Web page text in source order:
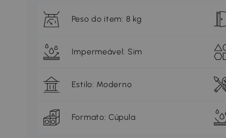
Peso do item: 8 kg
Impermeável: Sim
Estilo: Moderno
Formato: Cúpula